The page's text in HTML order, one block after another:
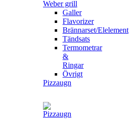
Weber grill
Galler
Flavorizer
Brännarset/Elelement
Tändsats
Termometrar
&
Ringar
Övrigt
Pizzaugn